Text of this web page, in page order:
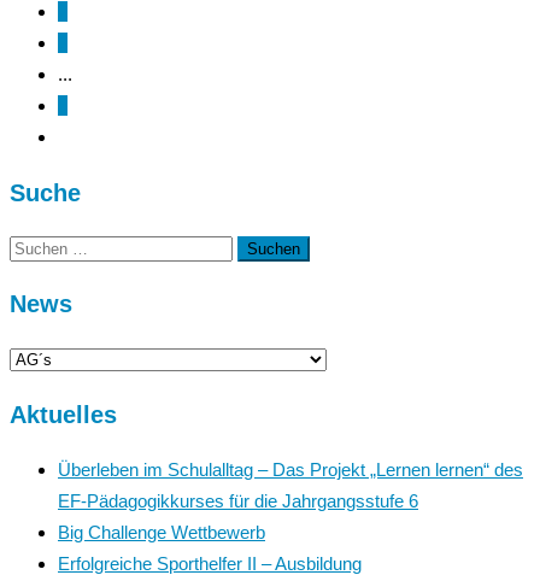
...
Suche
Suchen
News
News
Aktuelles
Überleben im Schulalltag – Das Projekt „Lernen lernen“ des
EF-Pädagogikkurses für die Jahrgangsstufe 6
Big Challenge Wettbewerb
Erfolgreiche Sporthelfer II – Ausbildung